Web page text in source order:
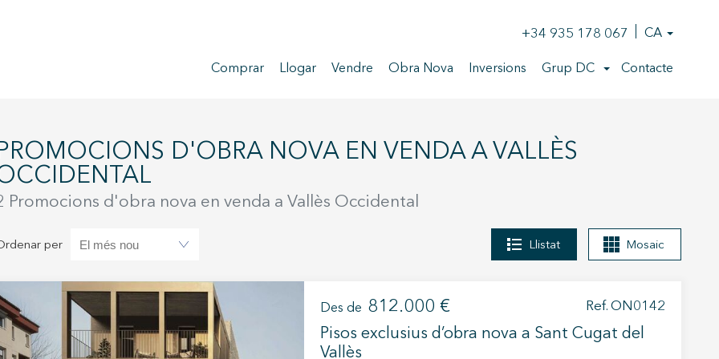
+34 935 178 067 CA
Comprar Llogar Vendre Obra Nova Inversions Grup DC Contacte
EN VENDA A VALLÈS
Promocions d'obra nova en venda a Vallès Occidental
per Llistat Mosaic
Des de 812.000 € Ref. ON0142
Pisos exclusius d’obra nova a Sant Cugat del
Vallès